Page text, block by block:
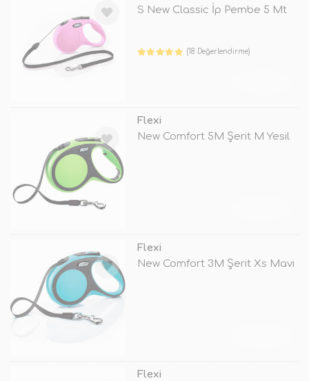
S New Classic İp Pembe 5 Mt
(18 Değerlendirme)
Flexi
New Comfort 5M Şerit M Yesil
Flexi
New Comfort 3M Şerit Xs Mavi
Flexi